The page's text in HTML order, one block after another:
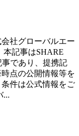
社グローバルエー
本記事はSHARE
であり、提携記
点の公開情報等を
件は公式情報をご
...